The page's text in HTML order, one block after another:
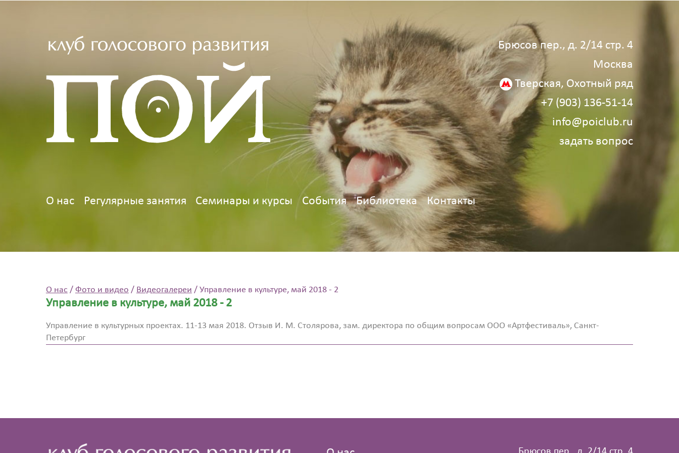
Брюсов пер., д. 2/14 стр. 4
Москва
Тверская, Охотный ряд
+7 (903) 136‑51‑14
info@poiclub.ru
задать вопрос
О нас Регулярные занятия Семинары и курсы События Библиотека Контакты
О нас / Фото и видео / Видеогалереи / Управление в культуре, май 2018 - 2
Управление в культуре, май 2018 - 2
Управление в культурных проектах. 11-13 мая 2018. Отзыв И. М. Столярова, зам. директора по общим вопросам ООО «Артфестиваль», Санкт-
Петербург